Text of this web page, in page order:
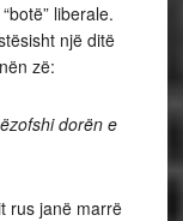
liberale.
një ditë
zë:
dorën e
rus janë marrë